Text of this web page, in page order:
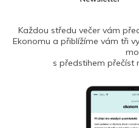
Každou středu večer vám
Ekonomu a přiblížíme vám tři
s předstihem přečíst